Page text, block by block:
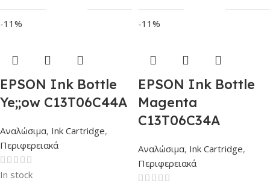
-11%
EPSON Ink Bottle
Ye;;ow C13T06C44A
Αναλώσιμα, Ink Cartridge,
Περιφερειακά
In stock
-11%
EPSON Ink Bottle
Magenta
C13T06C34A
Αναλώσιμα, Ink Cartridge,
Περιφερειακά